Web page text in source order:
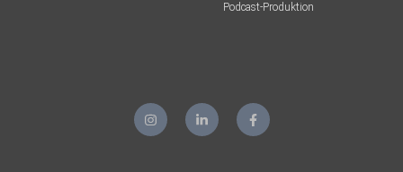
Podcast-Produktion